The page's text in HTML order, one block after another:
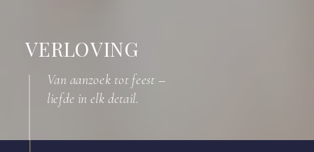
Van aanzoek tot feest –
liefde in elk detail.
VERLOVING